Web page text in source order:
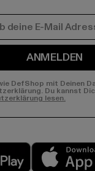
ANMELDEN
DefShop mit Deinen
Du kannst
lesen.
Play market